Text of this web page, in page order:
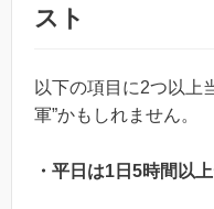
スト
以下の項目に2つ以上
軍”かもしれません。
・平日は1日5時間以